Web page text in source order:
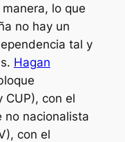
lo que
no hay un
tal y
Hagan
CUP), con el
no nacionalista
con el